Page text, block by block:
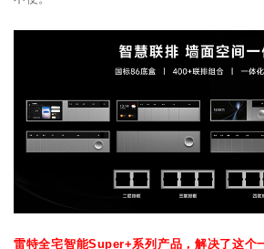
雷特全宅智能Super+系列产品，解决了这个